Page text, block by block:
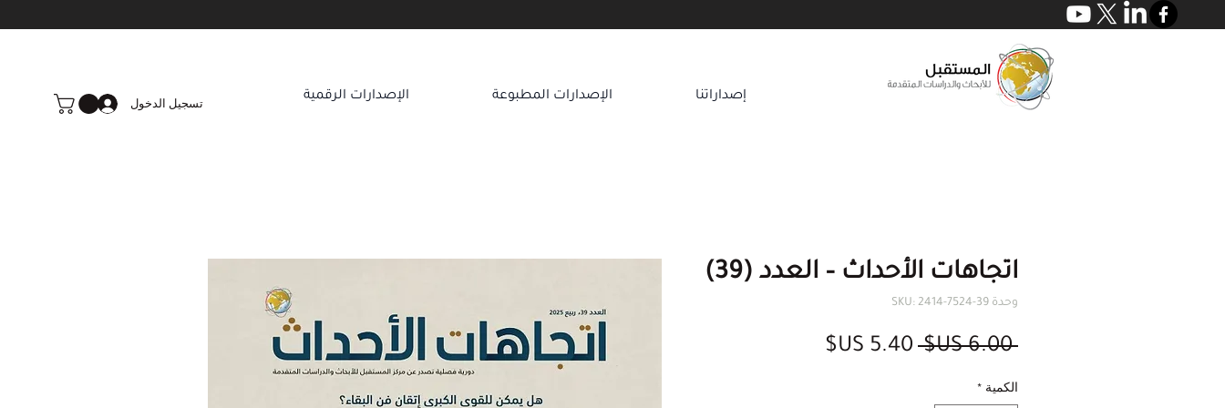
تسجيل الدخول الإصدارات الرقمية الإصدارات المطبوعة إصداراتنا
اتجاهات الأحداث – العدد (39)
وحدة SKU: 2414-7524-39
‏6.00 US$
سعر
الكمية *